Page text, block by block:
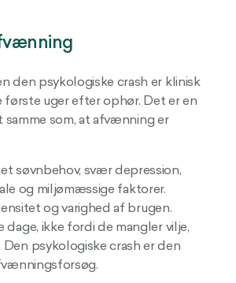
den psykologiske crash er klinisk
uger efter ophør. Det er en
som, at afvænning er
søvnbehov, svær depression,
og miljømæssige faktorer.
og varighed af brugen.
ikke fordi de mangler vilje,
psykologiske crash er den